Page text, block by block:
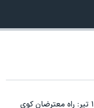
دادخواهان ۱۸ تیر: راه معترضان کوی